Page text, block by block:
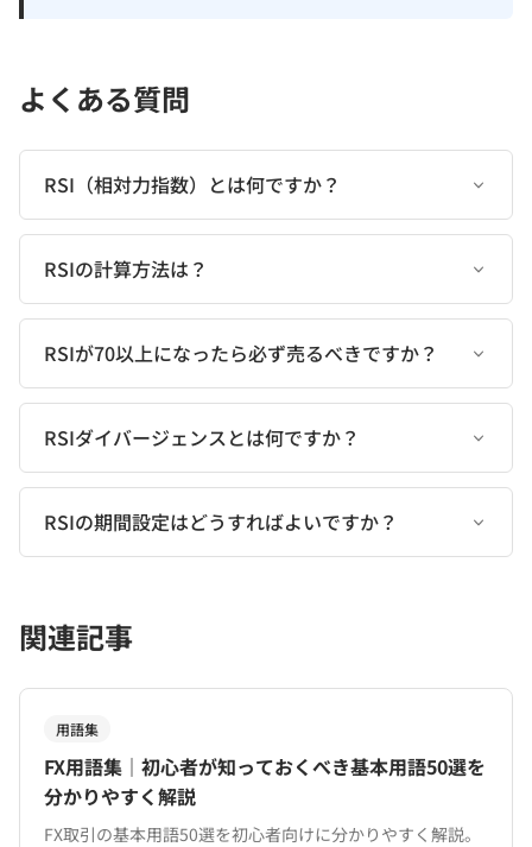
よくある質問
RSI（相対力指数）とは何ですか？
RSIの計算方法は？
RSIが70以上になったら必ず売るべきですか？
RSIダイバージェンスとは何ですか？
RSIの期間設定はどうすればよいですか？
関連記事
用語集
FX用語集｜初心者が知っておくべき基本用語50選を
分かりやすく解説
FX取引の基本用語50選を初心者向けに分かりやすく解説。